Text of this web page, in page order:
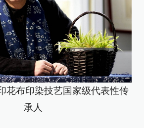
花布印染技艺国家级代表性传
承人